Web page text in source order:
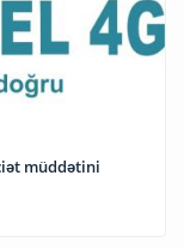
müddətini